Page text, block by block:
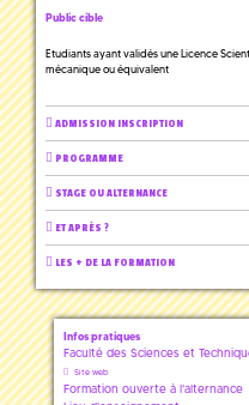
Public cible
Etudiants ayant validés une Licence
mécanique ou équivalent
ADMISSION INSCRIPTION
PROGRAMME
STAGE OU ALTERNANCE
ET APRÈS ?
LES + DE LA FORMATION
Infos pratiques
Faculté des Sciences et
Site web
Formation ouverte à l'alternance